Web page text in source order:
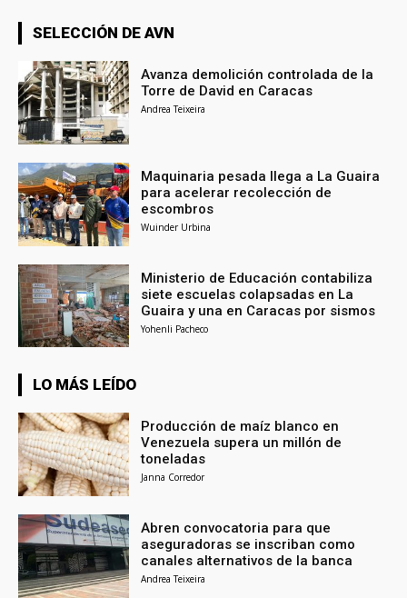
SELECCIÓN DE AVN
Avanza demolición controlada de la
Torre de David en Caracas
Andrea Teixeira
Maquinaria pesada llega a La Guaira
para acelerar recolección de
escombros
Wuinder Urbina
Ministerio de Educación contabiliza
siete escuelas colapsadas en La
Guaira y una en Caracas por sismos
Yohenli Pacheco
LO MÁS LEÍDO
Producción de maíz blanco en
Venezuela supera un millón de
toneladas
Janna Corredor
Abren convocatoria para que
aseguradoras se inscriban como
canales alternativos de la banca
Andrea Teixeira